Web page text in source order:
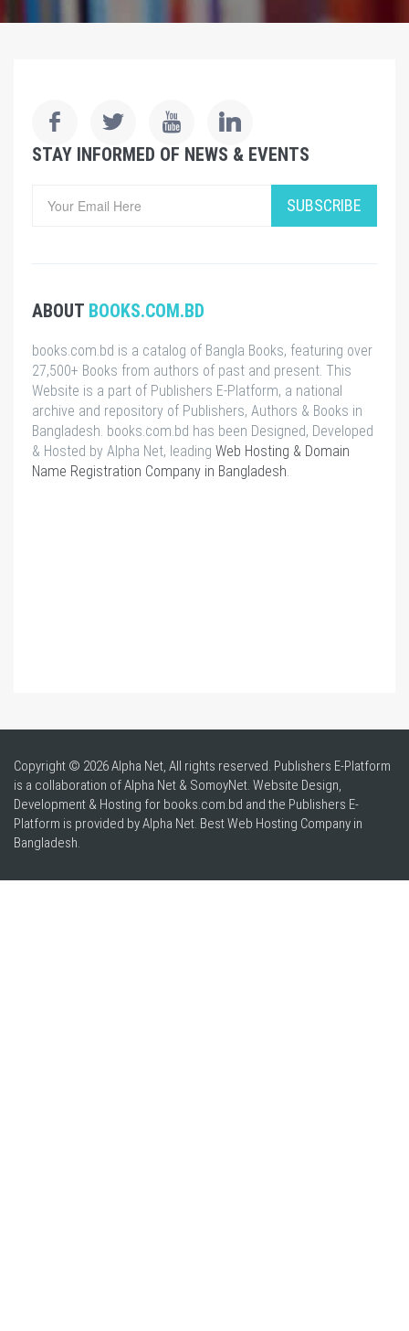
STAY INFORMED OF NEWS & EVENTS
SUBSCRIBE
ABOUT BOOKS.COM.BD
books.com.bd is a catalog of Bangla Books, featuring over
27,500+ Books from authors of past and present. This
Website is a part of Publishers E-Platform, a national
archive and repository of Publishers, Authors & Books in
Bangladesh. books.com.bd has been Designed, Developed
& Hosted by Alpha Net, leading Web Hosting & Domain
Name Registration Company in Bangladesh.
Copyright © 2026 Alpha Net, All rights reserved. Publishers E-Platform
is a collaboration of Alpha Net & SomoyNet. Website Design,
Development & Hosting for books.com.bd and the Publishers E-
Platform is provided by Alpha Net. BestWeb Hosting Company in
Bangladesh.